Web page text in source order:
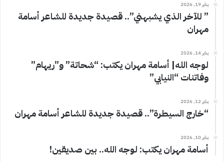
يناير 19, 2026
” للآخر الذي يشبهني”.. قصيدة جديدة للشاعر أسامة
مهران
يناير 14, 2026
لوجه الله| أسامة مهران يكتب: “شحاتة” و”ريهام”
وفاتنات “النيابي”
يناير 12, 2026
“خارج السيطرة”.. قصيدة جديدة للشاعر أسامة مهران
يناير 10, 2026
أسامة مهران يكتب: لوجه الله.. بين صديقين!